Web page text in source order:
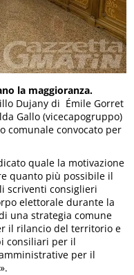
la maggioranza.
Dujany di Émile Gorret
Gallo (vicecapogruppo)
comunale convocato per
quale la motivazione
quanto più possibile il
scriventi consiglieri
elettorale durante la
una strategia comune
il rilancio del territorio e
consiliari per il
per il